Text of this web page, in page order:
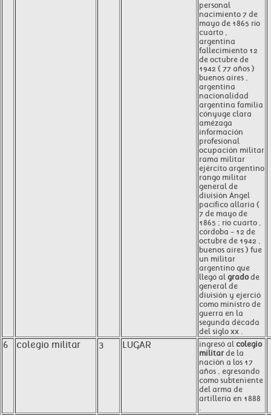
personal
nacimiento 7 de
mayo de 1865 río
cuarto ,
argentina
fallecimiento 12
de octubre de
1942 ( 77 años )
buenos aires ,
argentina
nacionalidad
argentina familia
cónyuge clara
amézaga
información
profesional
ocupación militar
rama militar
ejército argentino
rango militar
general de
división Ángel
pacífico allaria (
7 de mayo de
1865 ; río cuarto ,
córdoba - 12 de
octubre de 1942 ,
buenos aires ) fue
un militar
argentino que
llegó al gradode
general de
división y ejerció
como ministro de
guerra en la
segunda década
del siglo xx .
6 colegio militar 3 LUGAR ingresó al colegio
militar de la
nación a los 17
años , egresando
como subteniente
del arma de
artillería en 1888
.